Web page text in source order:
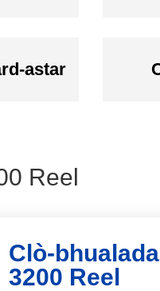
astar
Reel
Clò-
3200 Reel